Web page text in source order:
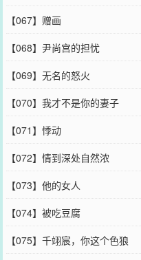
【067】赠画
【068】尹尚宫的担忧
【069】无名的怒火
【070】我才不是你的妻子
【071】悸动
【072】情到深处自然浓
【073】他的女人
【074】被吃豆腐
【075】千翊宸，你这个色狼